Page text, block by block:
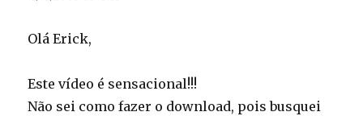
Olá Erick,
Este vídeo é sensacional!!!
Não sei como fazer o download, pois busquei